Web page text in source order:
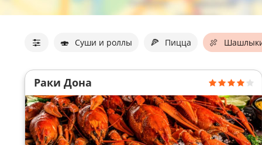
организаций
🍣 Суши и роллы 🍕 Пицца 🍖
Список
организаций
Раки Дона